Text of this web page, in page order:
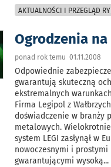
AKTUALNOŚCI I PRZEGLĄD
Ogrodzenia
ponad rok temu 01.11.2008
Odpowiednie
gwarantują skuteczną
ekstremalnych
Firma Legipol z
doświadczenie w branży
metalowych.
system LEGI zasłynął w
nowoczesnymi i prostymi
gwarantującymi wysoką...